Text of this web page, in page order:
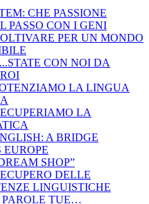
CHE PASSIONE
PASSO CON I GENI
PER UN MONDO
CON NOI DA
LA LINGUA
LA
A BRIDGE
EUROPE
SHOP”
DELLE
LINGUISTICHE
PAROLE TUE…